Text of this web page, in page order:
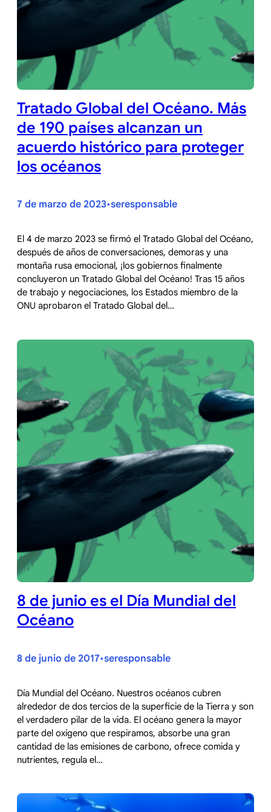
Tratado Global del Océano. Más
de 190 países alcanzan un
acuerdo histórico para proteger
los océanos
7 de marzo de 2023•seresponsable
El 4 de marzo 2023 se firmó el Tratado Global del Océano,
después de años de conversaciones, demoras y una
montaña rusa emocional, ¡los gobiernos finalmente
concluyeron un Tratado Global del Océano! Tras 15 años
de trabajo y negociaciones, los Estados miembro de la
ONU aprobaron el Tratado Global del…
8 de junio es el Día Mundial del
Océano
8 de junio de 2017•seresponsable
Día Mundial del Océano. Nuestros océanos cubren
alrededor de dos tercios de la superficie de la Tierra y son
el verdadero pilar de la vida. El océano genera la mayor
parte del oxígeno que respiramos, absorbe una gran
cantidad de las emisiones de carbono, ofrece comida y
nutrientes, regula el…